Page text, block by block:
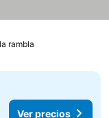
rambla
Ver precios